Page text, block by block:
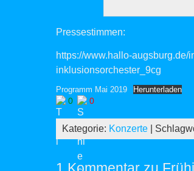
Pressestimmen:
https://www.hallo-
inklusionsorchester_9cg
Programm Mai 2019 Herunterladen
0 0
Kategorie: Konzerte |